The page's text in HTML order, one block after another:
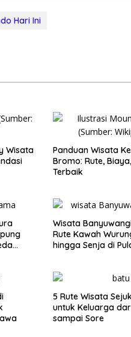
Hari Ini
Wisata
Panduan Wisata
Bromo: Rute,
Terbaik
Wisata
Rute Kawah
hingga Senja di
5 Rute Wisata
untuk Keluarga
sampai Sore